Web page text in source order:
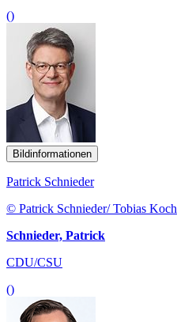
()
Bildinformationen
Patrick Schnieder
© Patrick Schnieder/ Tobias Koch
Schnieder, Patrick
CDU/CSU
()